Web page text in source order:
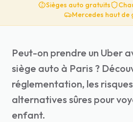
Sièges auto gratuits
Mercedes haut de
Peut-on prendre un Uber
siège auto à Paris ?
réglementation, les
alternatives sûres pour
enfant.